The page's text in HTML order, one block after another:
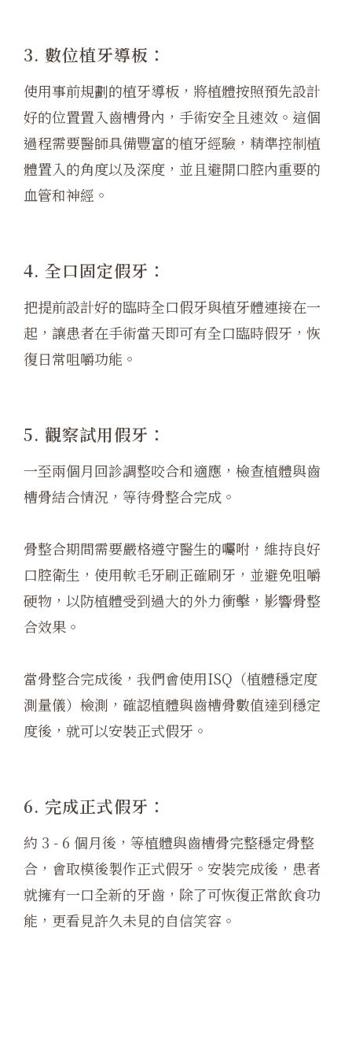
3. 數位植牙導板：
使用事前規劃的植牙導板，將植體按照預先設計
好的位置置入齒槽骨內，手術安全且速效。這個
過程需要醫師具備豐富的植牙經驗，精準控制植
體置入的角度以及深度，並且避開口腔內重要的
血管和神經。
4. 全口固定假牙：
把提前設計好的臨時全口假牙與植牙體連接在一
起，讓患者在手術當天即可有全口臨時假牙，恢
復日常咀嚼功能。
5. 觀察試用假牙：
一至兩個月回診調整咬合和適應，檢查植體與齒
槽骨結合情況，等待骨整合完成。
骨整合期間需要嚴格遵守醫生的囑咐，維持良好
口腔衛生，使用軟毛牙刷正確刷牙，並避免咀嚼
硬物，以防植體受到過大的外力衝擊，影響骨整
合效果。
當骨整合完成後，我們會使用ISQ（植體穩定度
測量儀）檢測，確認植體與齒槽骨數值達到穩定
度後，就可以安裝正式假牙。
6. 完成正式假牙：
約 3 - 6 個月後，等植體與齒槽骨完整穩定骨整
合，會取模後製作正式假牙。安裝完成後，患者
就擁有一口全新的牙齒，除了可恢復正常飲食功
能，更看見許久未見的自信笑容。